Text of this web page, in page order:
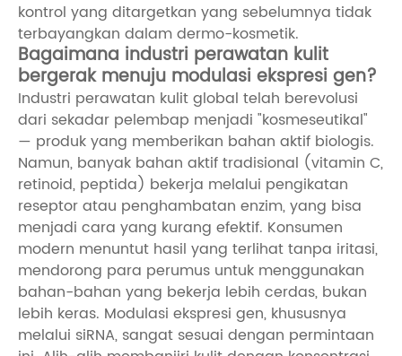
kontrol yang ditargetkan yang sebelumnya tidak
terbayangkan dalam dermo-kosmetik.
Bagaimana industri perawatan kulit
bergerak menuju modulasi ekspresi gen?
Industri perawatan kulit global telah berevolusi
dari sekadar pelembap menjadi "kosmeseutikal"
— produk yang memberikan bahan aktif biologis.
Namun, banyak bahan aktif tradisional (vitamin C,
retinoid, peptida) bekerja melalui pengikatan
reseptor atau penghambatan enzim, yang bisa
menjadi cara yang kurang efektif. Konsumen
modern menuntut hasil yang terlihat tanpa iritasi,
mendorong para perumus untuk menggunakan
bahan-bahan yang bekerja lebih cerdas, bukan
lebih keras. Modulasi ekspresi gen, khususnya
melalui siRNA, sangat sesuai dengan permintaan